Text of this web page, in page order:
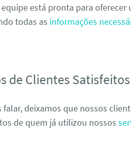
equipe está pronta para
todas as informações
de Clientes Satisfeitos
falar, deixamos que nossos
de quem já utilizou nossos